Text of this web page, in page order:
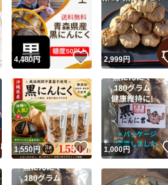
いいね！
4,480円 いいね！
2,999円
いいね！
1,550円 いいね！
1,000円